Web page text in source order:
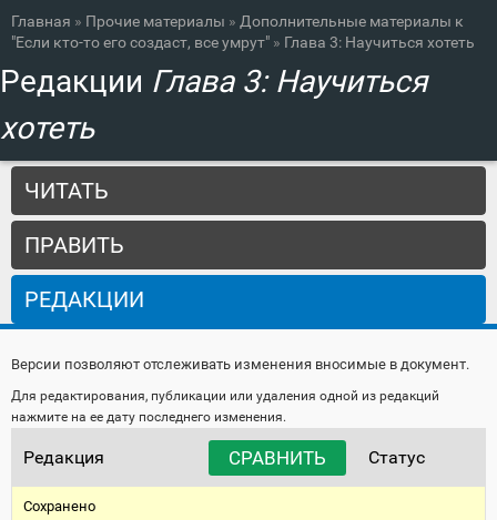
основному
содержанию
Вы здесь
Главная » Прочие материалы » Дополнительные материалы к
"Если кто-то его создаст, все умрут" » Глава 3: Научиться хотеть
Редакции Глава 3: Научиться
хотеть
Главные вкладки
ЧИТАТЬ
ПРАВИТЬ
РЕДАКЦИИ
Версии позволяют отслеживать изменения вносимые в документ.
Для редактирования, публикации или удаления одной из редакций
нажмите на ее дату последнего изменения.
Редакция Статус
Сохранено